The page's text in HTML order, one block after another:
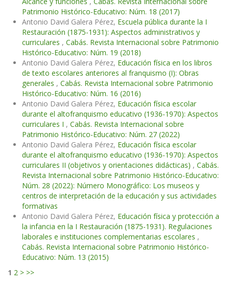
Patrimonio Histórico-Educativo: Núm. 18 (2017)
Antonio David Galera Pérez, Escuela pública durante la I
Restauración (1875-1931): Aspectos administrativos y
curriculares , Cabás. Revista Internacional sobre Patrimonio
Histórico-Educativo: Núm. 19 (2018)
Antonio David Galera Pérez, Educación física en los libros
de texto escolares anteriores al franquismo (I): Obras
generales , Cabás. Revista Internacional sobre Patrimonio
Histórico-Educativo: Núm. 16 (2016)
Antonio David Galera Pérez, Educación física escolar
durante el altofranquismo educativo (1936-1970): Aspectos
curriculares I , Cabás. Revista Internacional sobre
Patrimonio Histórico-Educativo: Núm. 27 (2022)
Antonio David Galera Pérez, Educación física escolar
durante el altofranquismo educativo (1936-1970): Aspectos
curriculares II (objetivos y orientaciones didácticas) , Cabás.
Revista Internacional sobre Patrimonio Histórico-Educativo:
Núm. 28 (2022): Número Monográfico: Los museos y
centros de interpretación de la educación y sus actividades
formativas
Antonio David Galera Pérez, Educación física y protección a
la infancia en la I Restauración (1875-1931). Regulaciones
laborales e instituciones complementarias escolares ,
Cabás. Revista Internacional sobre Patrimonio Histórico-
Educativo: Núm. 13 (2015)
1 2 > >>